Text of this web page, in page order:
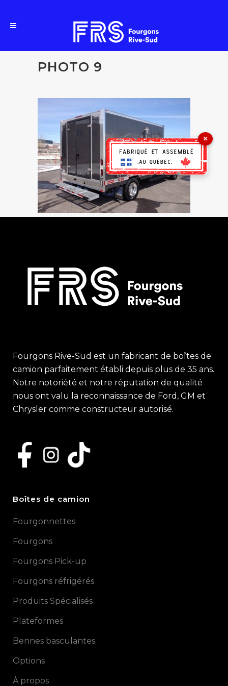
PHOTO 9
Fourgons Rive-Sud est un fabricant de boîtes de
camion parfaitement établi depuis plus de 35 ans.
Notre notoriété et notre réputation de qualité
nous ont valu la reconnaissance de Ford, GM et
Chrysler comme constructeur autorisé.
Boîtes de camion
Fourgonnettes
Fourgons
Fourgons Pick-up
Fourgons réfrigérés
Produits Spécialisés
Plateformes
Bennes basculantes
Options
À propos
×